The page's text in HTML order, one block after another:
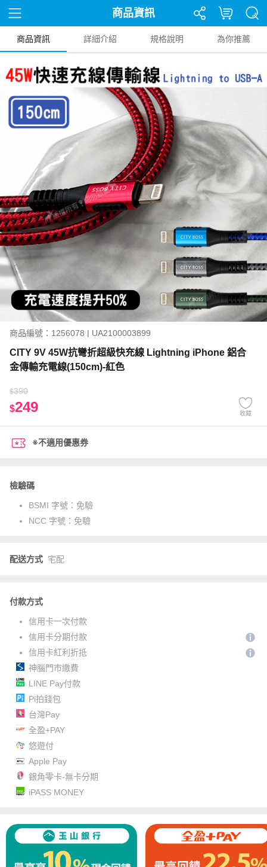
商品資訊
商品資訊 詳細介紹 規格說明 為你推薦
商品編號：1256078 | UA2100003899
CITY 9V 45W抗彎折超級快充線 Lightning iPhone 鋁合
金傳輸充電線(150cm)-紅色
$390
$249 收藏
※不適用優惠券
檢驗碼
BSMI 字號： 免驗
NCC 字號： 免驗
配送方式 宅配
付款方式
信用卡一次付款
信用卡分期付款
信用卡紅利折抵
神腦門市繳費
LINE Pay付款
Pi拍錢包
台灣Pay
全盈+PAY
悠遊付
Apple Pay
銀角零卡-無卡分期
iPASS MONEY